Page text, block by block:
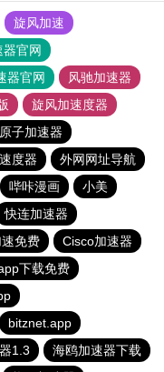
旋风加速
器官网
器官网
风驰加速器
旋风加速度器
原子加速器
度器
外网网址导航
哔咔漫画
小美
快连加速器
免费
Cisco加速器
下载免费
bitznet.app
1.3
海鸥加速器下载